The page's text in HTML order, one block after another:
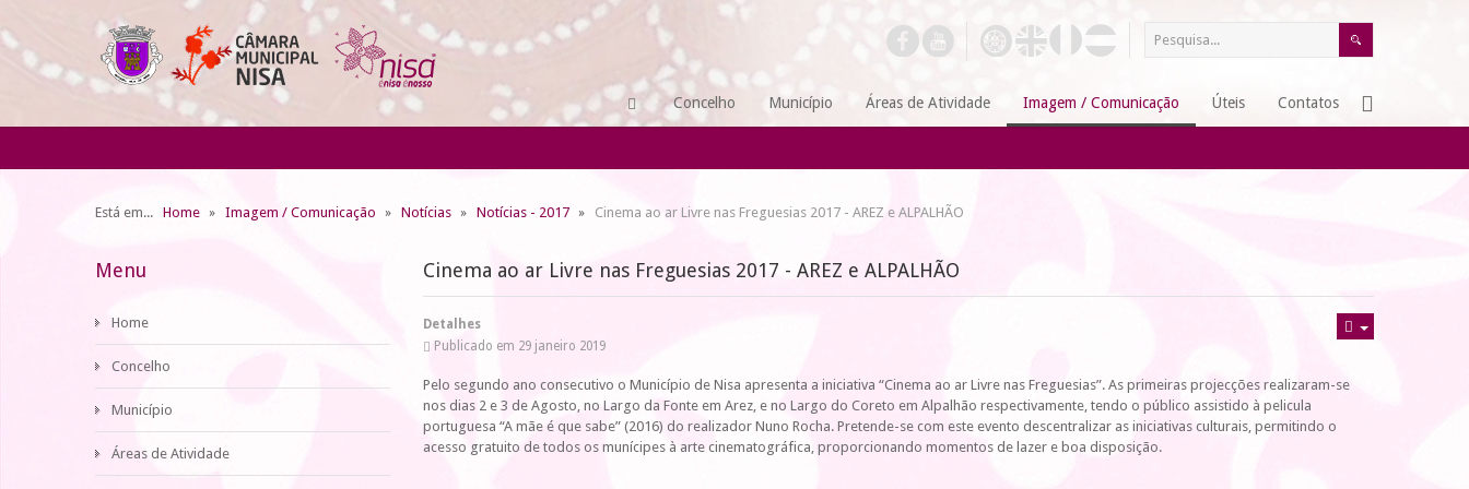
Concelho Município Áreas de Atividade Imagem / Comunicação Úteis Contatos
Está em... Home Imagem / Comunicação Notícias Notícias - 2017 Cinema ao ar Livre nas Freguesias 2017 - AREZ e ALPALHÃO
Cinema ao ar Livre nas Freguesias 2017 - AREZ e ALPALHÃO
Detalhes
Publicado em 29 janeiro 2019
Pelo segundo ano consecutivo o Município de Nisa apresenta a iniciativa “Cinema ao ar Livre nas Freguesias”. As primeiras projecções realizaram-se
nos dias 2 e 3 de Agosto, no Largo da Fonte em Arez, e no Largo do Coreto em Alpalhão respectivamente, tendo o público assistido à pelicula
portuguesa “A mãe é que sabe” (2016) do realizador Nuno Rocha. Pretende-se com este evento descentralizar as iniciativas culturais, permitindo o
acesso gratuito de todos os munícipes à arte cinematográfica, proporcionando momentos de lazer e boa disposição.
Menu
Home
Concelho
Município
Áreas de Atividade